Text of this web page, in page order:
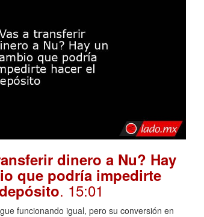
dinero a Nu? Hay
que podría impedirte
. 15:01
funcionando igual, pero su conversión en